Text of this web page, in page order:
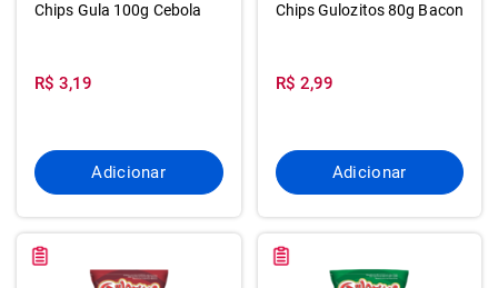
Chips Gula 100g Cebola
R$ 3,19
Adicionar
Chips Gulozitos 80g Bacon
R$ 2,99
Adicionar